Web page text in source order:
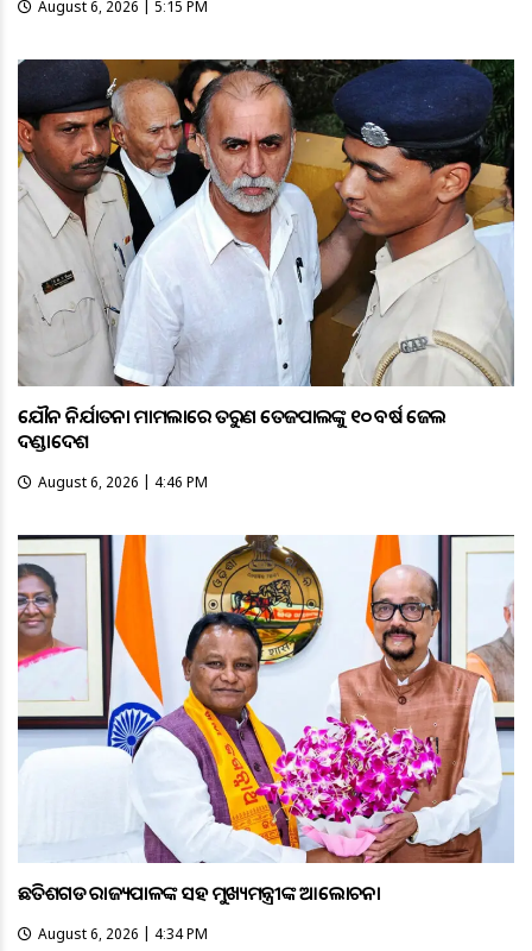
August 6, 2026 | 5:15 PM
ଯୌନ ନିର୍ଯାତନା ମାମଲାରେ ତରୁଣ ତେଜପାଲଙ୍କୁ ୧୦ ବର୍ଷ ଜେଲ
ଦଣ୍ଡାଦେଶ
August 6, 2026 | 4:46 PM
ଛତିଶଗଡ ରାଜ୍ୟପାଳଙ୍କ ସହ ମୁଖ୍ୟମନ୍ତ୍ରୀଙ୍କ ଆଲୋଚନା
August 6, 2026 | 4:34 PM